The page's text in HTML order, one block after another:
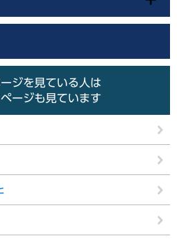
ジを見ている人は
ージも見ています